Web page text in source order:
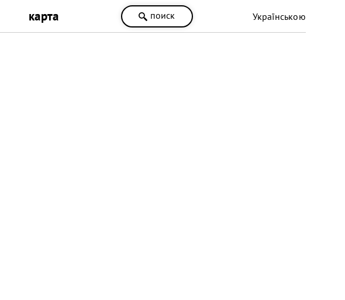
карта поиск Українською